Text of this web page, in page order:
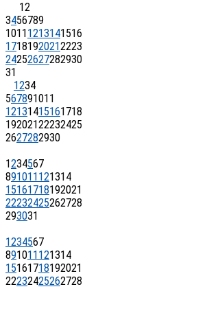
12
3456789
1011 1213141516
17181920212223
24252627282930
31
1234
567891011
12131415161718
19202122232425
2627282930
1234567
891011 121314
15161718192021
22232425262728
293031
1234567
891011 121314
15161718192021
22232425262728